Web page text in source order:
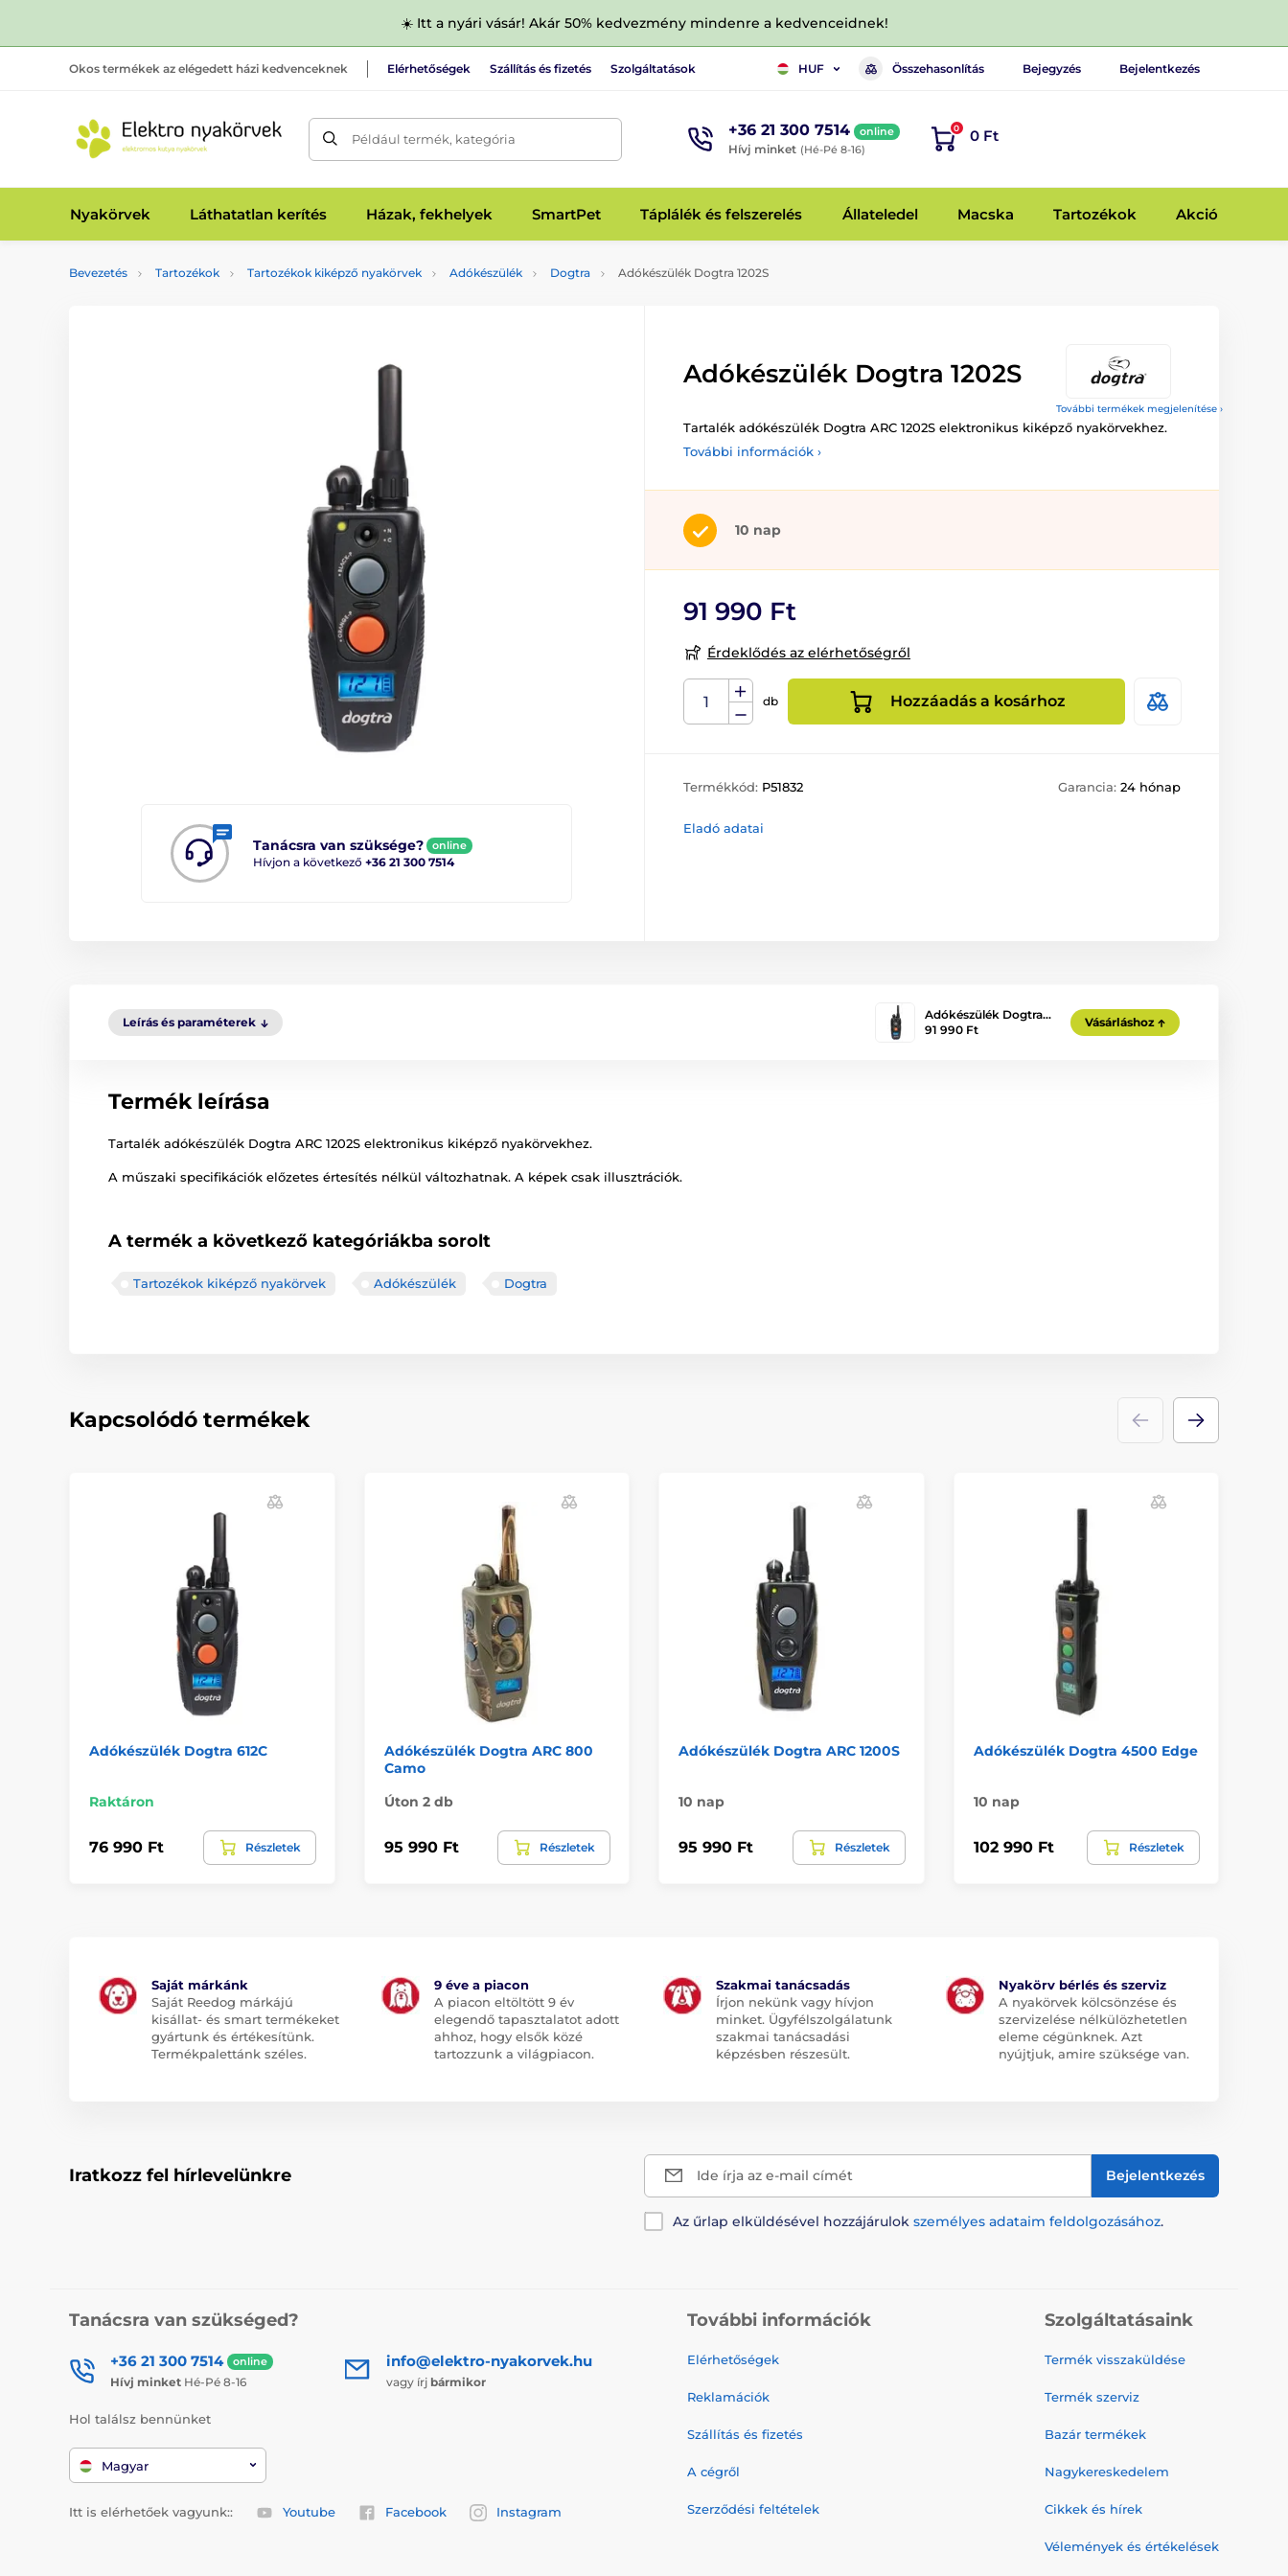
☀️ Itt a nyári vásár! Akár 50% kedvezmény mindenre a kedvenceidnek!
Okos termékek az elégedett házi kedvenceknek Elérhetőségek Szállítás és fizetés Szolgáltatások HUF Összehasonlítás Bejegyzés Bejelentkezés
Például termék, kategória +36 21 300 7514 online
Hívj minket (Hé-Pé 8-16)
0 0 Ft
Nyakörvek Láthatatlan kerítés Házak, fekhelyek SmartPet Táplálék és felszerelés Állateledel Macska Tartozékok Akció
Bevezetés Tartozékok Tartozékok kiképző nyakörvek Adókészülék Dogtra Adókészülék Dogtra 1202S
További termékek megjelenítése ›
Tanácsra van szüksége? online
Hívjon a következő +36 21 300 7514
Adókészülék Dogtra 1202S
Tartalék adókészülék Dogtra ARC 1202S elektronikus kiképző nyakörvekhez.
További információk ›
10 nap
91 990 Ft
Érdeklődés az elérhetőségről
db Hozzáadás a kosárhoz
Termékkód: P51832 Garancia: 24 hónap
Eladó adatai
Leírás és paraméterek
Adókészülék Dogtra…
91 990 Ft
Vásárláshoz
Termék leírása
Tartalék adókészülék Dogtra ARC 1202S elektronikus kiképző nyakörvekhez.
A műszaki specifikációk előzetes értesítés nélkül változhatnak. A képek csak illusztrációk.
A termék a következő kategóriákba sorolt
Tartozékok kiképző nyakörvek Adókészülék Dogtra
Kapcsolódó termékek
Adókészülék Dogtra 612C
Raktáron
76 990 Ft Részletek
Adókészülék Dogtra ARC 800
Camo
Úton 2 db
95 990 Ft Részletek
Adókészülék Dogtra ARC 1200S
10 nap
95 990 Ft Részletek
Adókészülék Dogtra 4500 Edge
10 nap
102 990 Ft Részletek
Saját márkánk
Saját Reedog márkájú
kisállat- és smart termékeket
gyártunk és értékesítünk.
Termékpalettánk széles.
9 éve a piacon
A piacon eltöltött 9 év
elegendő tapasztalatot adott
ahhoz, hogy elsők közé
tartozzunk a világpiacon.
Szakmai tanácsadás
Írjon nekünk vagy hívjon
minket. Ügyfélszolgálatunk
szakmai tanácsadási
képzésben részesült.
Nyakörv bérlés és szerviz
A nyakörvek kölcsönzése és
szervizelése nélkülözhetetlen
eleme cégünknek. Azt
nyújtjuk, amire szüksége van.
Iratkozz fel hírlevelünkre Ide írja az e-mail címét Bejelentkezés
Az űrlap elküldésével hozzájárulok személyes adataim feldolgozásához.
Tanácsra van szükséged?
+36 21 300 7514 online
Hívj minket Hé-Pé 8-16
info@elektro-nyakorvek.hu
vagy írj bármikor
Hol találsz bennünket
Magyar
Itt is elérhetőek vagyunk:: Youtube Facebook Instagram
További információk
Elérhetőségek
Reklamációk
Szállítás és fizetés
A cégről
Szerződési feltételek
Szolgáltatásaink
Termék visszaküldése
Termék szerviz
Bazár termékek
Nagykereskedelem
Cikkek és hírek
Vélemények és értékelések